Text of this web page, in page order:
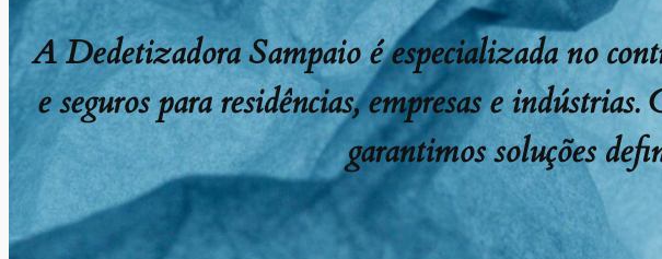
A Dedetizadora Sampaio é especializada no
e seguros para residências, empresas e
garantimos soluções